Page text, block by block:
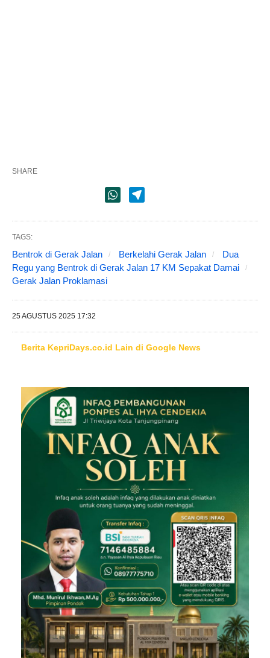
SHARE
TAGS:
Bentrok di Gerak Jalan Berkelahi Gerak Jalan
Dua
Regu yang Bentrok di Gerak Jalan 17 KM Sepakat Damai
Gerak Jalan Proklamasi
25 AGUSTUS 2025 17:32
Berita KepriDays.co.id Lain di Google News